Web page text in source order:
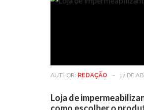
AUTHOR: REDAÇÃO - 17 DE
Loja de